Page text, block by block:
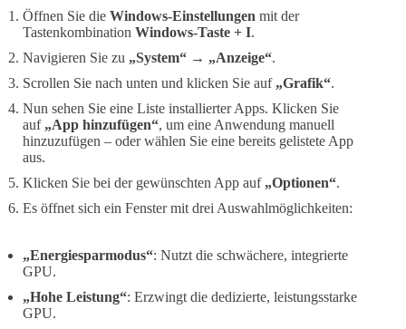
Öffnen Sie die Windows-Einstellungen mit der
Tastenkombination Windows-Taste + I.
Navigieren Sie zu „System“ → „Anzeige“.
Scrollen Sie nach unten und klicken Sie auf „Grafik“.
Nun sehen Sie eine Liste installierter Apps. Klicken Sie
auf „App hinzufügen“, um eine Anwendung manuell
hinzuzufügen – oder wählen Sie eine bereits gelistete App
aus.
Klicken Sie bei der gewünschten App auf „Optionen“.
Es öffnet sich ein Fenster mit drei Auswahlmöglichkeiten:
„Energiesparmodus“: Nutzt die schwächere, integrierte
GPU.
„Hohe Leistung“: Erzwingt die dedizierte, leistungsstarke
GPU.